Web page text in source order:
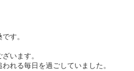
す。
います。
れる毎日を過ごしていました。